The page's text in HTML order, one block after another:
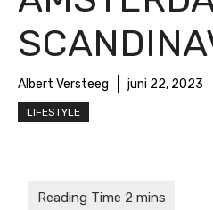
Albert Versteeg juni 22, 2023
LIFESTYLE